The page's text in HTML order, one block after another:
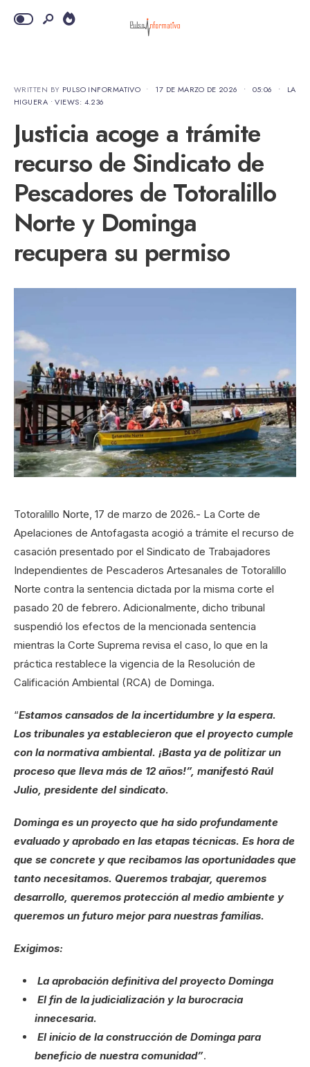
WRITTEN BY PULSO INFORMATIVO • 17 DE MARZO DE 2026 • 05:06 •
LA
HIGUERA •VIEWS: 4.236
Justicia acoge a trámite
recurso de Sindicato de
Pescadores de Totoralillo
Norte y Dominga
recupera su permiso
Totoralillo Norte, 17 de marzo de 2026.- La Corte de
Apelaciones de Antofagasta acogió a trámite el recurso de
casación presentado por el Sindicato de Trabajadores
Independientes de Pescaderos Artesanales de Totoralillo
Norte contra la sentencia dictada por la misma corte el
pasado 20 de febrero. Adicionalmente, dicho tribunal
suspendió los efectos de la mencionada sentencia
mientras la Corte Suprema revisa el caso, lo que en la
práctica restablece la vigencia de la Resolución de
Calificación Ambiental (RCA) de Dominga.
“Estamos cansados de la incertidumbre y la espera.
Los tribunales ya establecieron que el proyecto cumple
con la normativa ambiental. ¡Basta ya de politizar un
proceso que lleva más de 12 años!”, manifestó Raúl
Julio, presidente del sindicato.
Dominga es un proyecto que ha sido profundamente
evaluado y aprobado en las etapas técnicas. Es hora de
que se concrete y que recibamos las oportunidades que
tanto necesitamos. Queremos trabajar, queremos
desarrollo, queremos protección al medio ambiente y
queremos un futuro mejor para nuestras familias.
Exigimos:
La aprobación definitiva del proyecto Dominga
El fin de la judicialización y la burocracia
innecesaria.
El inicio de la construcción de Dominga para
beneficio de nuestra comunidad”.